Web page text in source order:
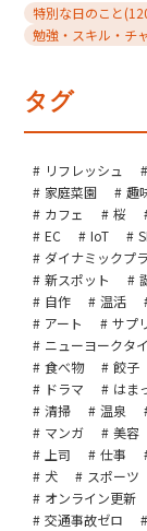
特別な日のこと
勉強・スキル・チ
タグ
リフレッシュ
家庭菜園
趣
カフェ
桜
EC
IoT
ダイナミックプ
新スポット
自作
温活
アート
サプ
ニューヨークタ
食べ物
餃子
ドラマ
はま
清掃
温泉
マンガ
美容
上司
仕事
犬
スポーツ
オンライン更新
交通事故ゼロ